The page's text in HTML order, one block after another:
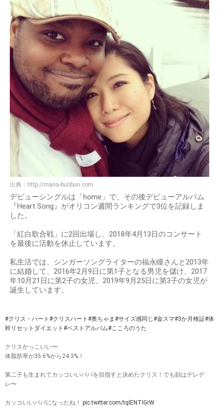
出典： http://mana-bunbun.com
デビューシングルは「home」で、その後デビューアルバム
『Heart Song』がオリコン週間ランキングで3位を記録しま
した。
「紅白歌合戦」に2回出場し、2018年4月13日のコンサート
を最後に活動を休止しています。
私生活では、シンガーソングライターの福永瞳さんと2013年
に結婚して、2016年2月9日に第1子となる男児を儲け、2017
年10月21日に第2子の女児、2019年9月25日に第3子の女児が
誕生しています。
#クリス・ハート #クリスハート #奥ちゃま #サイズ感同じ#金スマ#3か月検証#体
幹リセットダイエット #ベストアルバム#こころのうた
クリスかっこいい〜
体脂肪率が35.6%から24.3%！
第二子も生まれてカッコいいパパを目指すと決めたクリス！でも顔はデレデ
レ〜
カッコいいパパになったね！ pic.twitter.com/tqlENTIGrW